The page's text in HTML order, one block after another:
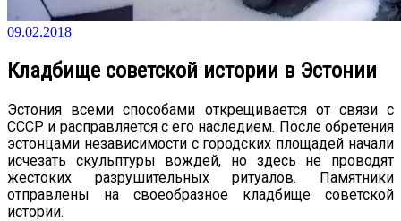
09.02.2018
Кладбище советской истории в Эстонии
Эстония всеми способами открещивается от связи с
СССР и расправляется с его наследием. После обретения
эстонцами независимости с городских площадей начали
исчезать скульптуры вождей, но здесь не проводят
жестоких разрушительных ритуалов. Памятники
отправлены на своеобразное кладбище советской
истории.